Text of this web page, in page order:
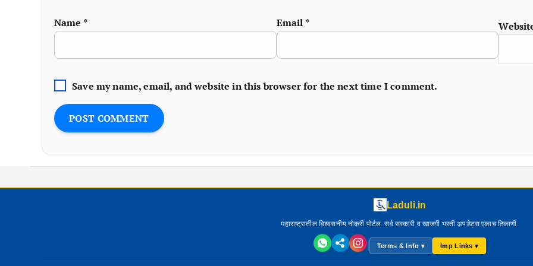
Name * Email *
Save my name, email, and website in this browser for the next time I comment.
Laduli.in
महाराष्ट्रातील विश्वसनीय नोकरी पोर्टल. सर्व सरकारी व खाजगी भरती अपडेट्स एकाच ठिकाणी.
| Terms & Info ▾ Imp Links ▾